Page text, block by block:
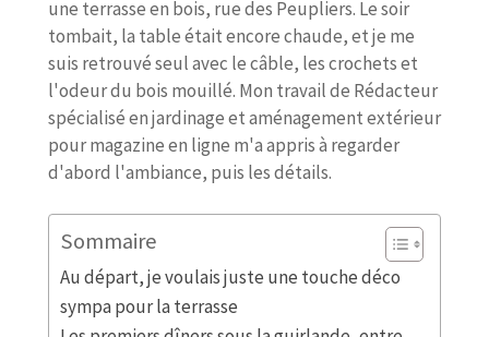
une terrasse en bois, rue des Peupliers. Le soir
tombait, la table était encore chaude, et je me
suis retrouvé seul avec le câble, les crochets et
l'odeur du bois mouillé. Mon travail de Rédacteur
spécialisé en jardinage et aménagement extérieur
pour magazine en ligne m'a appris à regarder
d'abord l'ambiance, puis les détails.
Sommaire
Au départ, je voulais juste une touche déco
sympa pour la terrasse